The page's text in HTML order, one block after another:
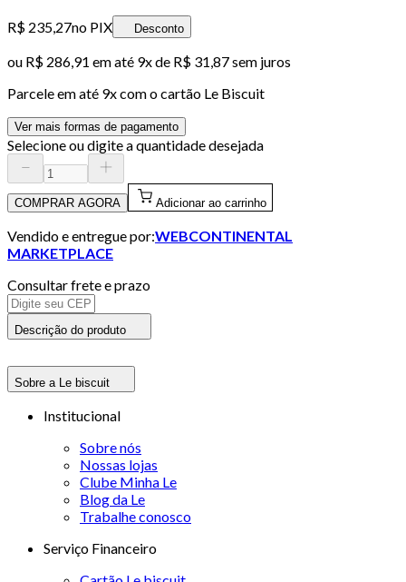
R$ 235,27no PIX Desconto
ou R$ 286,91 em até 9x de R$ 31,87 sem juros
Parcele em até 9x com o cartão Le Biscuit
Ver mais formas de pagamento
Selecione ou digite a quantidade desejada
COMPRAR AGORA Adicionar ao carrinho
Vendido e entregue por:WEBCONTINENTAL
MARKETPLACE
Consultar frete e prazo
Descrição do produto
Sobre a Le biscuit
Institucional
Sobre nós
Nossas lojas
Clube Minha Le
Blog da Le
Trabalhe conosco
Serviço Financeiro